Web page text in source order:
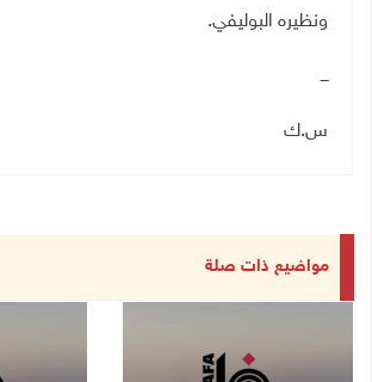
ونظيره البوليفي.
ـــ
س.ك
مواضيع ذات صلة